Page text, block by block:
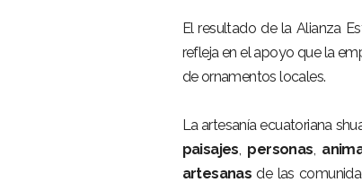
El resultado de la Alianza
refleja en el apoyo que la
de ornamentos locales.
La artesanía ecuatoriana
paisajes, personas,
artesanas de las